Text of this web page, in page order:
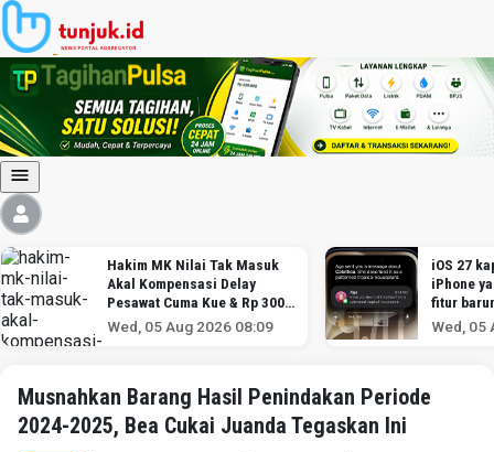
Hakim MK Nilai Tak Masuk
Akal Kompensasi Delay
Pesawat Cuma Kue & Rp 300
Ribu
Wed, 05 Aug 2026 08:09
iOS 27
iPhone
fitur
Wed, 05
Musnahkan Barang Hasil Penindakan Periode
2024-2025, Bea Cukai Juanda Tegaskan Ini